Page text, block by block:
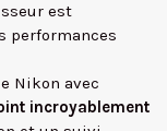
est
performances
Nikon avec
incroyablement
✕